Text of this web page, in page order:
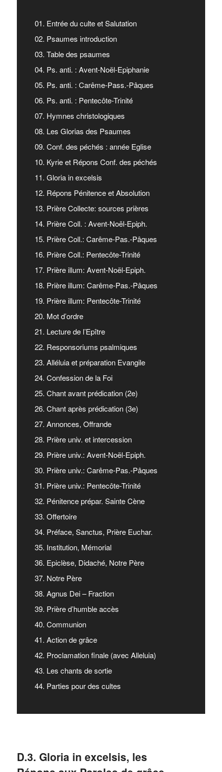
D.3. Gloria in excelsis, les
01. Entrée du culte et Salutation
02. Psaumes introduction
03. Table des psaumes
04. Ps. anti. : Avent-Noël-Epiphanie
05. Ps. anti. : Carême-Pass.-Pâques
06. Ps. anti. : Pentecôte-Trinité
07. Hymnes christologiques
08. Les Glorias des Psaumes
09. Conf. des péchés : année Eglise
10. Kyrie et Répons Conf. des péchés
11. Gloria in excelsis
12. Répons Pénitence et Absolution
13. Prière Collecte: sources prières
14. Prière Coll. : Avent-Noël-Epiph.
15. Prière Coll.: Carême-Pas.-Pâques
16. Prière Coll.: Pentecôte-Trinité
17. Prière illum: Avent-Noël-Epiph.
18. Prière illum: Carême-Pas.-Pâques
19. Prière illum: Pentecôte-Trinité
20. Mot d’ordre
21. Lecture de l’Epître
22. Responsoriums psalmiques
23. Alléluia et préparation Evangile
24. Confession de la Foi
25. Chant avant prédication (2e)
26. Chant après prédication (3e)
27. Annonces, Offrande
28. Prière univ. et intercession
29. Prière univ.: Avent-Noël-Epiph.
30. Prière univ.: Carême-Pas.-Pâques
31. Prière univ.: Pentecôte-Trinité
32. Pénitence prépar. Sainte Cène
33. Offertoire
34. Préface, Sanctus, Prière Euchar.
35. Institution, Mémorial
36. Epiclèse, Didaché, Notre Père
37. Notre Père
38. Agnus Dei – Fraction
39. Prière d’humble accès
40. Communion
41. Action de grâce
42. Proclamation finale (avec Alleluia)
43. Les chants de sortie
44. Parties pour des cultes